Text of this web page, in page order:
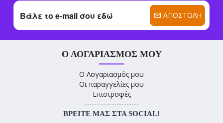
ΑΠΟΣΤΟΛΉ
Ο ΛΟΓΑΡΙΑΣΜΌΣ ΜΟΥ
Ο Λογαριασμός μου
Οι παραγγελίες μου
Επιστροφές
----------------------
ΒΡΕΊΤΕ ΜΑΣ ΣΤΑ SOCIAL!